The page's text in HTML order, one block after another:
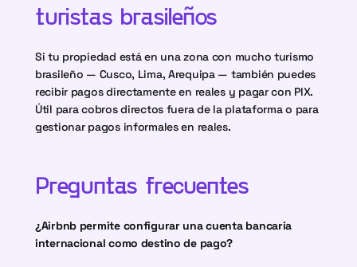
turistas brasileños
Si tu propiedad está en una zona con mucho turismo
brasileño — Cusco, Lima, Arequipa — también puedes
recibir pagos directamente en reales y pagar con PIX.
Útil para cobros directos fuera de la plataforma o para
gestionar pagos informales en reales.
Preguntas frecuentes
¿Airbnb permite configurar una cuenta bancaria
internacional como destino de pago?